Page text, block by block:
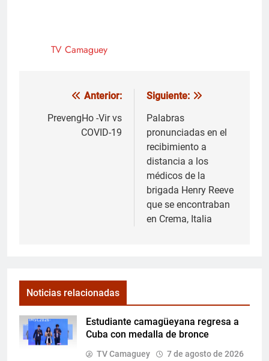
TV Camaguey
Navegación
Anterior:
PrevengHo -Vir vs
COVID-19
Siguiente:
Palabras
pronunciadas en el
recibimiento a
distancia a los
médicos de la
brigada Henry Reeve
que se encontraban
en Crema, Italia
Noticias relacionadas
Estudiante camagüeyana regresa a
Cuba con medalla de bronce
TV Camaguey 7 de agosto de 2026